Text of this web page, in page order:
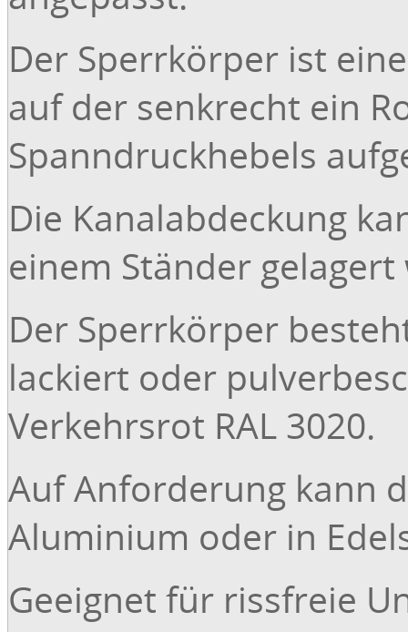
Der Sperrkörper ist
auf der senkrecht ein
Spanndruckhebels
Die Kanalabdeckung
einem Ständer
Der Sperrkörper
lackiert oder
Verkehrsrot RAL 3020.
Auf Anforderung kann
Aluminium oder in
Geeignet für rissfreie